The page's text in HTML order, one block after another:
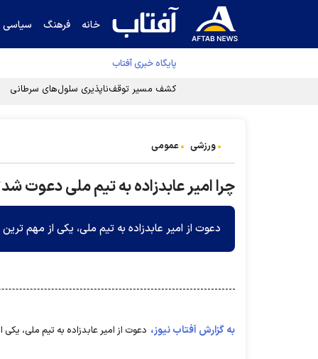
خانه فرهنگ سیاسی
پایگاه خبری آفتاب
کشف مسیر توقف‌ناپذیری سلول‌های سرطانی
ورزشی عمومی
چرا امیر عابدزاده به تیم ملی دعوت
دعوت از امیر عابدزاده به تیم ملی، یکی از مهم
به گزارش آفتاب نیوز، دعوت از امیر عابدزاده به تیم ملی،